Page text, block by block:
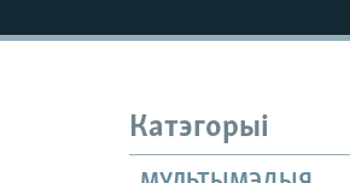
Катэгорыі